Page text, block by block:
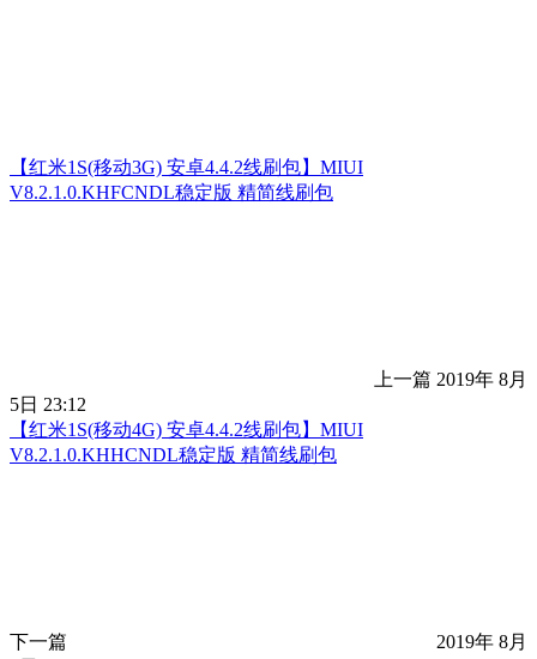
【红米1S(移动3G) 安卓4.4.2线刷包】MIUI
V8.2.1.0.KHFCNDL稳定版 精简线刷包
上一篇 2019年 8月
5日 23:12
【红米1S(移动4G) 安卓4.4.2线刷包】MIUI
V8.2.1.0.KHHCNDL稳定版 精简线刷包
下一篇
2019年 8月